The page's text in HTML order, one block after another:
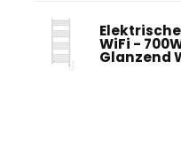
WiFi -
Glanzend